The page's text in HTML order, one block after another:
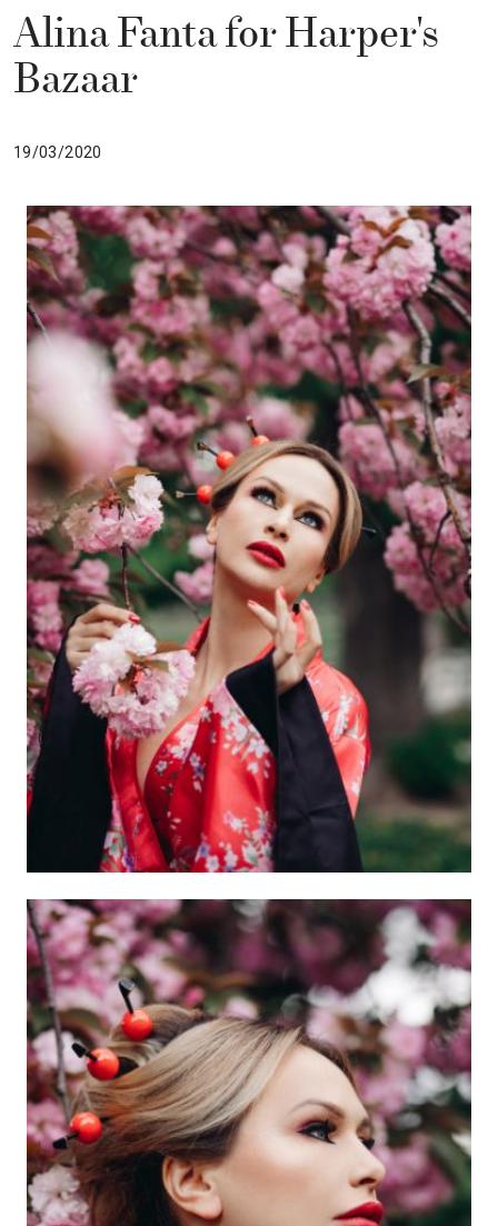
Alina Fanta for Harper's
Bazaar
19/03/2020